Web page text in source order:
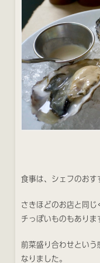
食事は、シェフのおす
さきほどのお店と同
チっぽいものもありま
前菜盛り合わせという
なりました。